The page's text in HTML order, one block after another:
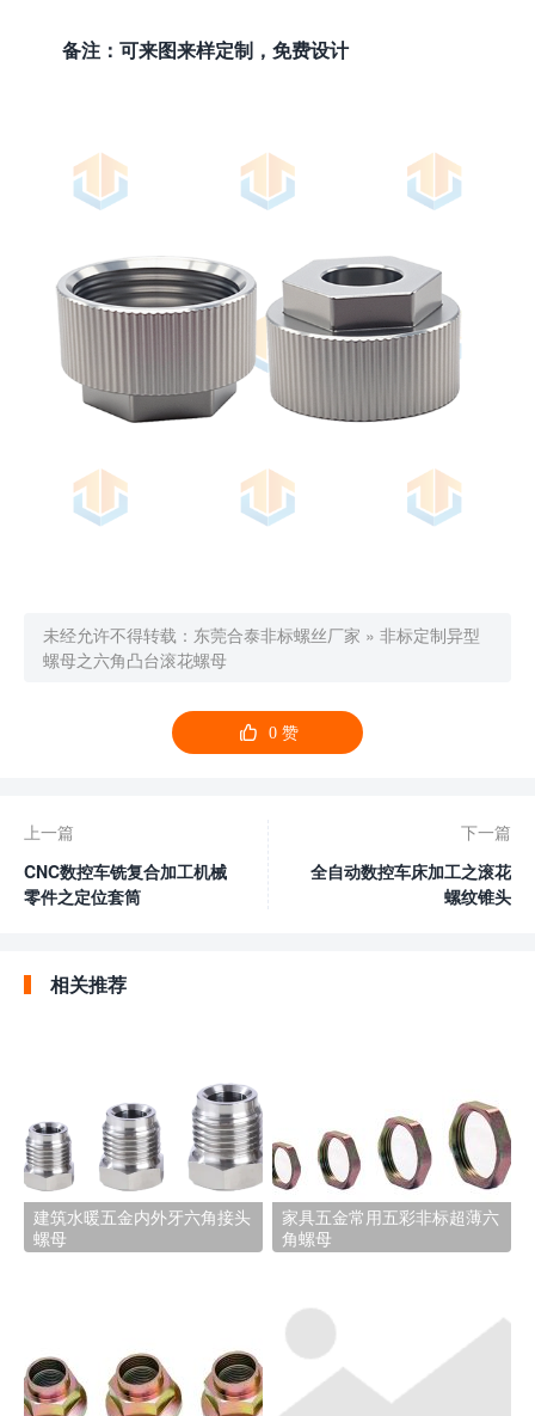
备注：可来图来样定制，免费设计
未经允许不得转载： 东莞合泰非标螺丝厂家 » 非标定制异型
螺母之六角凸台滚花螺母
 0赞
上一篇
CNC数控车铣复合加工机械
零件之定位套筒
下一篇
全自动数控车床加工之滚花
螺纹锥头
相关推荐
建筑水暖五金内外牙六角接头
螺母
家具五金常用五彩非标超薄六
角螺母